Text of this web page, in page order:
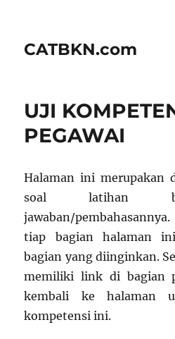
CATBKN.com
UJI
PEGAWAI
Halaman ini merupakan
soal latihan
jawaban/
tiap bagian halaman
bagian yang diinginkan.
memiliki link di bagian
kembali ke halaman
kompetensi ini.